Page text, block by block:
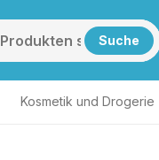
Suche
Kosmetik und Drogerie